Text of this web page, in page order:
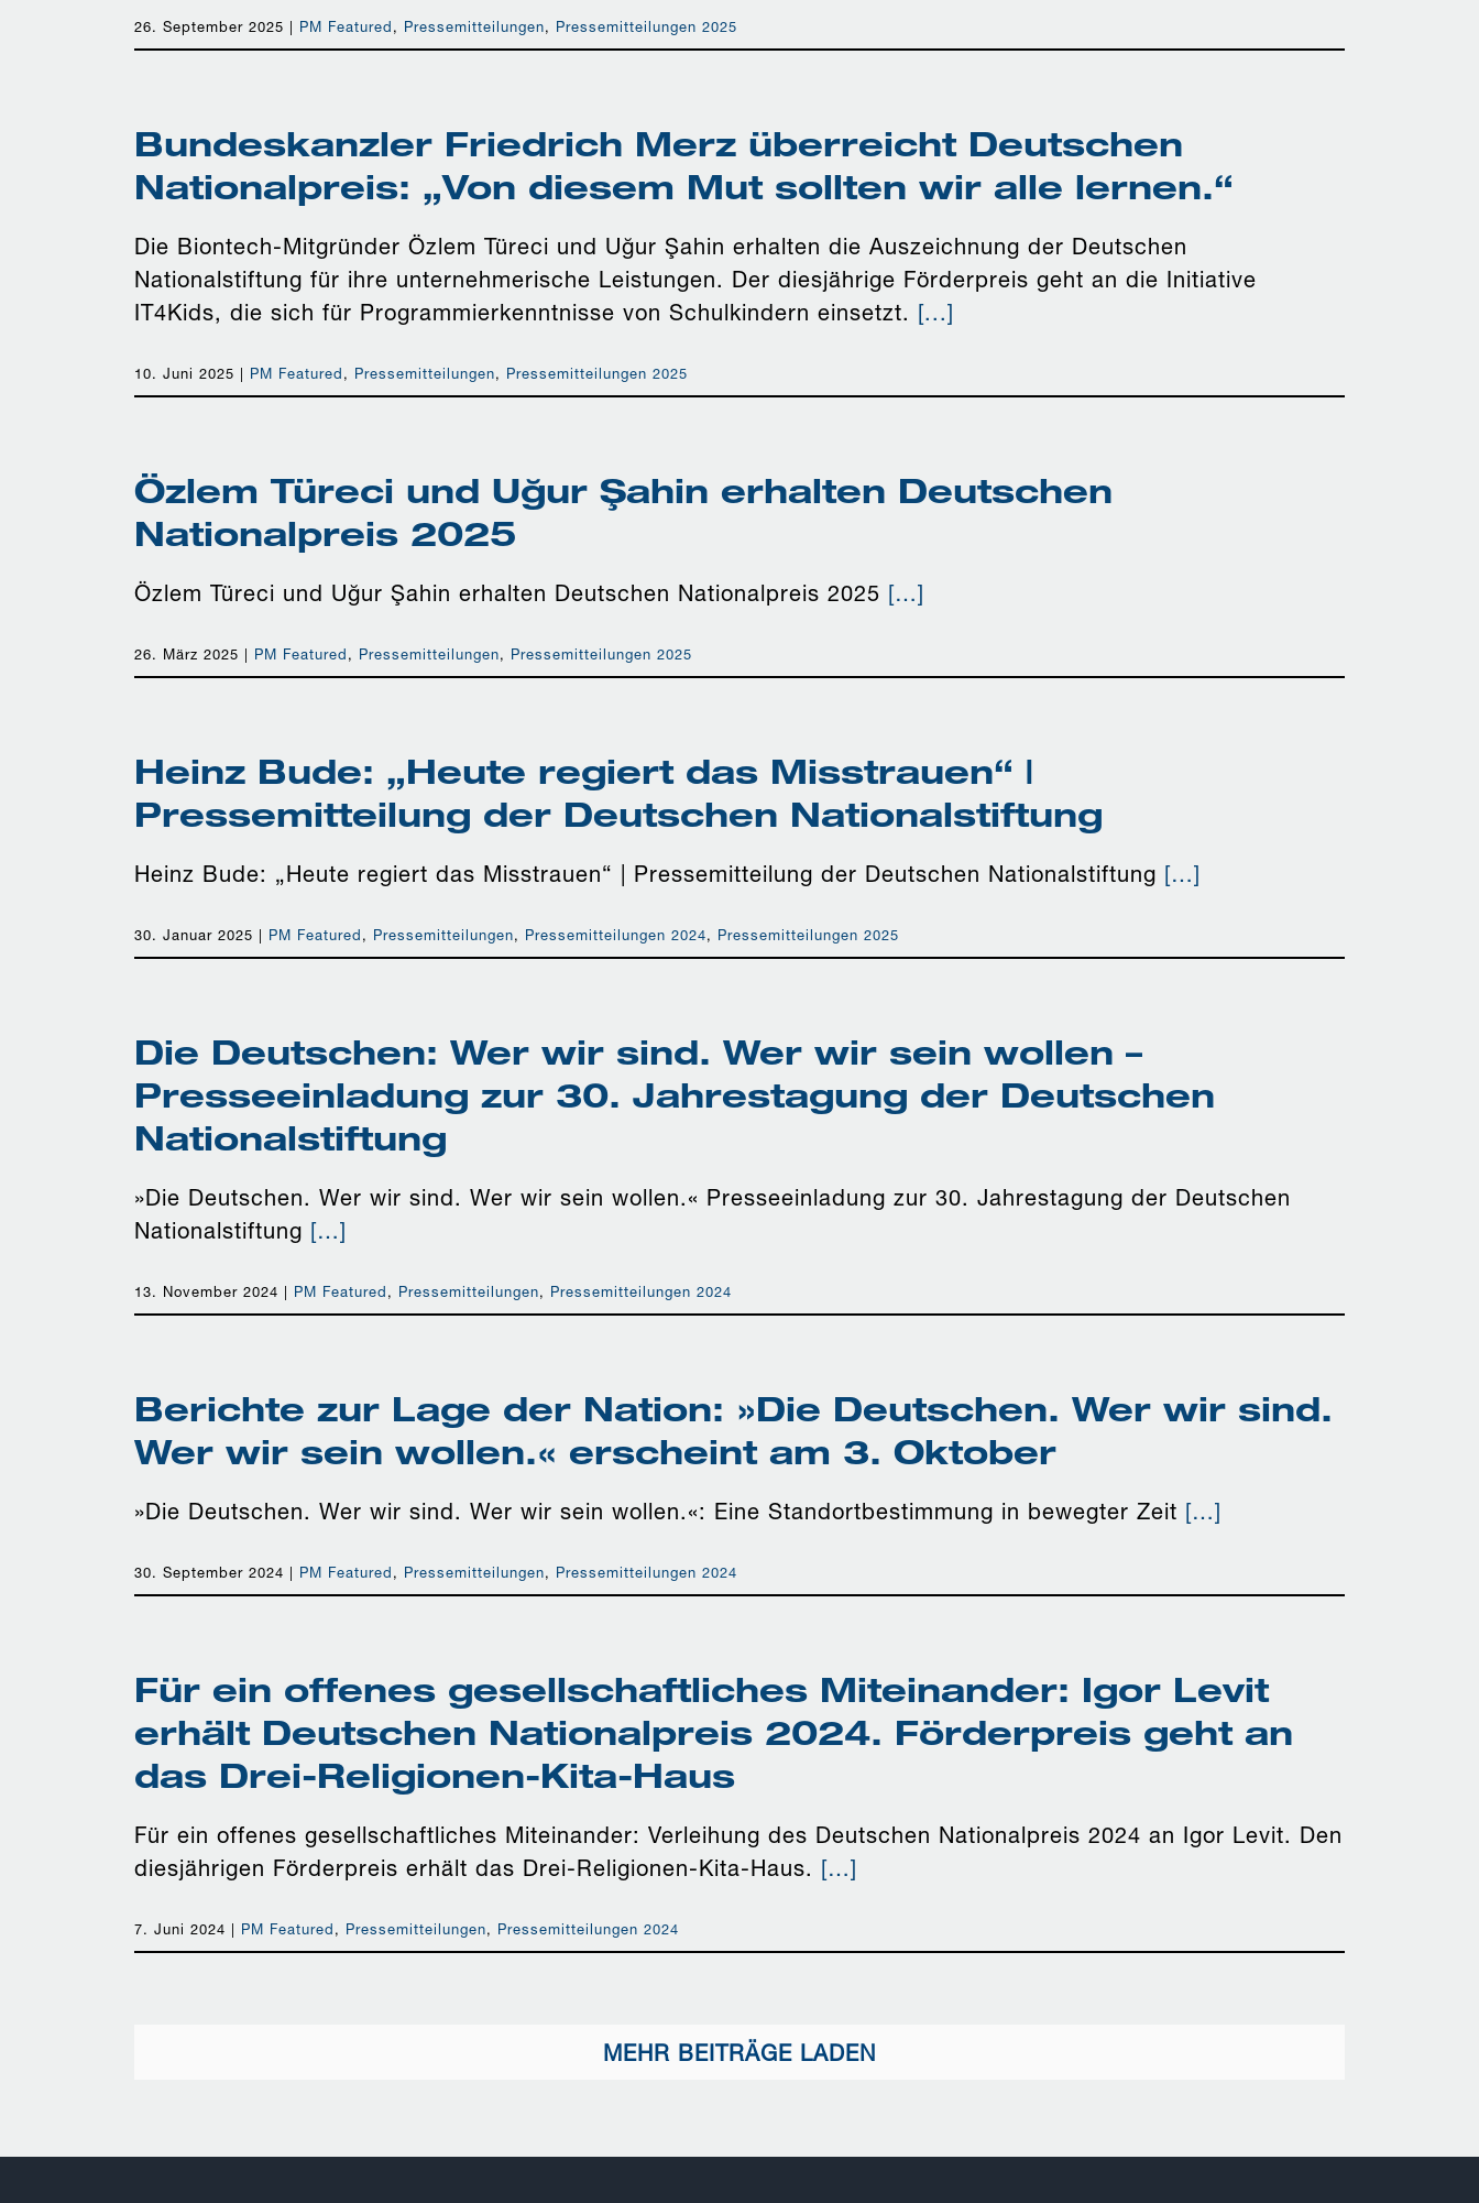
26. September 2025 | PM Featured, Pressemitteilungen, Pressemitteilungen 2025
Bundeskanzler Friedrich Merz überreicht Deutschen
Nationalpreis: „Von diesem Mut sollten wir alle lernen.“
Die Biontech-Mitgründer Özlem Türeci und Uğur Şahin erhalten die Auszeichnung der Deutschen
Nationalstiftung für ihre unternehmerische Leistungen. Der diesjährige Förderpreis geht an die Initiative
IT4Kids, die sich für Programmierkenntnisse von Schulkindern einsetzt. [...]
10. Juni 2025 | PM Featured, Pressemitteilungen, Pressemitteilungen 2025
Özlem Türeci und Uğur Şahin erhalten Deutschen
Nationalpreis 2025
Özlem Türeci und Uğur Şahin erhalten Deutschen Nationalpreis 2025 […]
26. März 2025 | PM Featured, Pressemitteilungen, Pressemitteilungen 2025
Heinz Bude: „Heute regiert das Misstrauen“ |
Pressemitteilung der Deutschen Nationalstiftung
Heinz Bude: „Heute regiert das Misstrauen“ | Pressemitteilung der Deutschen Nationalstiftung […]
30. Januar 2025 | PM Featured, Pressemitteilungen, Pressemitteilungen 2024, Pressemitteilungen 2025
Die Deutschen: Wer wir sind. Wer wir sein wollen –
Presseeinladung zur 30. Jahrestagung der Deutschen
Nationalstiftung
»Die Deutschen. Wer wir sind. Wer wir sein wollen.« Presseeinladung zur 30. Jahrestagung der Deutschen
Nationalstiftung […]
13. November 2024 | PM Featured, Pressemitteilungen, Pressemitteilungen 2024
Berichte zur Lage der Nation: »Die Deutschen. Wer wir sind.
Wer wir sein wollen.« erscheint am 3. Oktober
»Die Deutschen. Wer wir sind. Wer wir sein wollen.«: Eine Standortbestimmung in bewegter Zeit […]
30. September 2024 | PM Featured, Pressemitteilungen, Pressemitteilungen 2024
Für ein offenes gesellschaftliches Miteinander: Igor Levit
erhält Deutschen Nationalpreis 2024. Förderpreis geht an
das Drei-Religionen-Kita-Haus
Für ein offenes gesellschaftliches Miteinander: Verleihung des Deutschen Nationalpreis 2024 an Igor Levit. Den
diesjährigen Förderpreis erhält das Drei-Religionen-Kita-Haus. […]
7. Juni 2024 | PM Featured, Pressemitteilungen, Pressemitteilungen 2024
MEHR BEITRÄGE LADEN